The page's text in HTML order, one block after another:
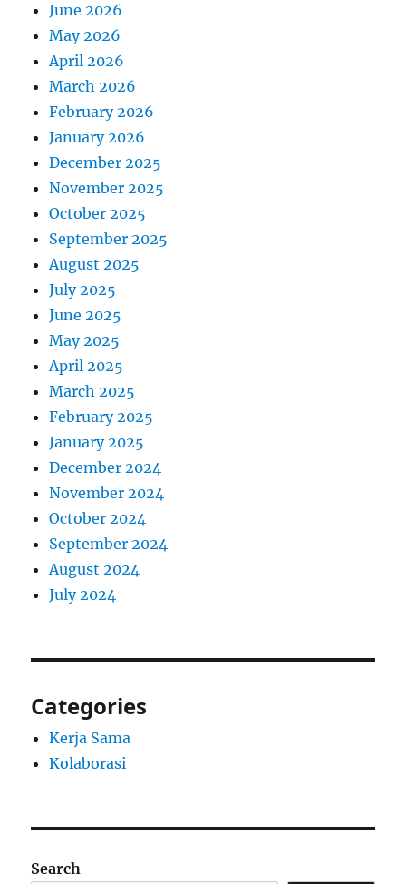
June 2026
May 2026
April 2026
March 2026
February 2026
January 2026
December 2025
November 2025
October 2025
September 2025
August 2025
July 2025
June 2025
May 2025
April 2025
March 2025
February 2025
January 2025
December 2024
November 2024
October 2024
September 2024
August 2024
July 2024
Categories
Kerja Sama
Kolaborasi
Search